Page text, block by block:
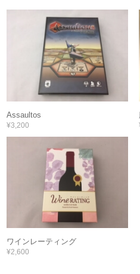
Assaultos
¥3,200
ワインレーティング
¥2,600